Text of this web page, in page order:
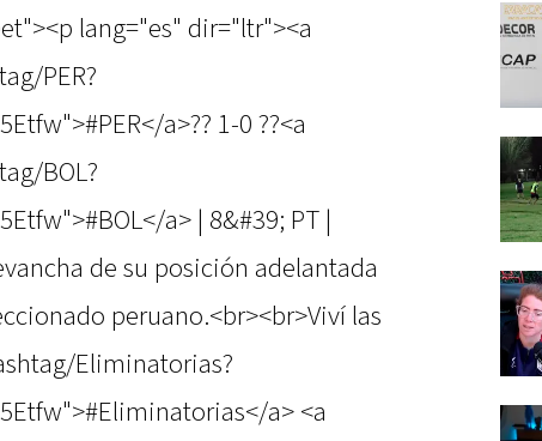
lang="es" dir="ltr"><a
PER?
a>?? 1-0 ??<a
BOL?
a> | 8&#39; PT |
de su posición adelantada
peruano.<br><br>Viví las
Eliminatorias?
a> <a